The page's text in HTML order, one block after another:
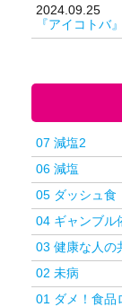
2024.09.25
『アイコトバ
07 減塩2
06 減塩
05 ダッシュ食
04 ギャンブル
03 健康な人の
02 未病
01 ダメ！食品